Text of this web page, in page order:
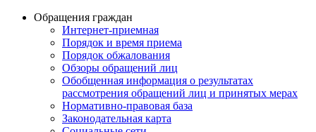
Обращения граждан
Интернет-приемная
Порядок и время приема
Порядок обжалования
Обзоры обращений лиц
Обобщенная информация о результатах
рассмотрения обращений лиц и принятых мерах
Нормативно-правовая база
Законодательная карта